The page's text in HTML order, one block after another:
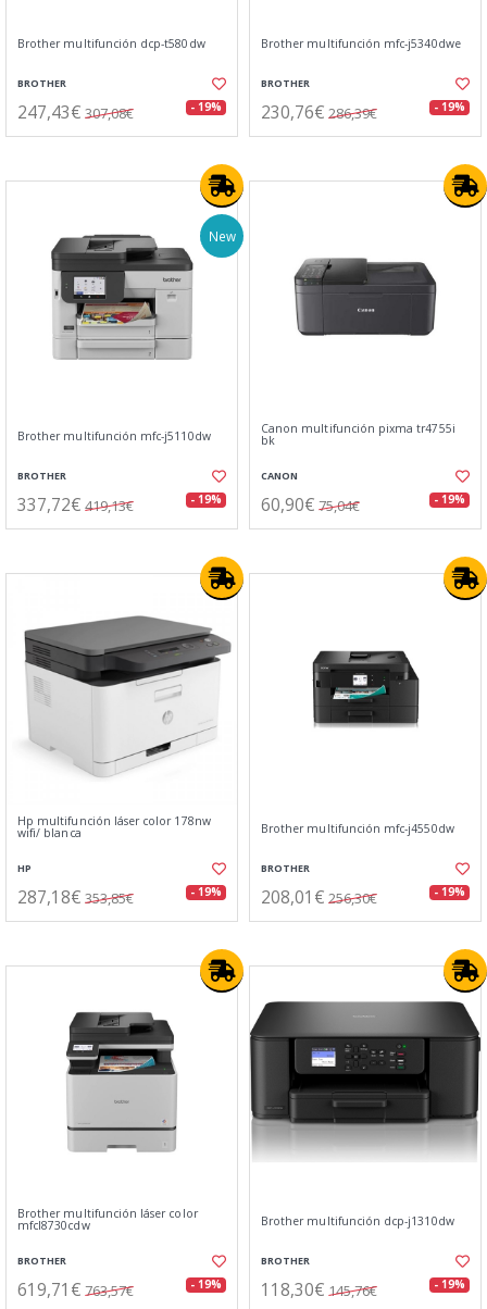
Brother multifunción dcp-t580dw
BROTHER
247,43€ 307,08€ - 19%
Brother multifunción mfc-j5340dwe
BROTHER
230,76€ 286,39€ - 19%
New
Brother multifunción mfc-j5110dw
BROTHER
337,72€ 419,13€ - 19%
Canon multifunción pixma tr4755i
bk
CANON
60,90€ 75,04€ - 19%
Hp multifunción láser color 178nw
wifi/ blanca
HP
287,18€ 353,85€ - 19%
Brother multifunción mfc-j4550dw
BROTHER
208,01€ 256,30€ - 19%
Brother multifunción láser color
mfcl8730cdw
BROTHER
619,71€ 763,57€ - 19%
Brother multifunción dcp-j1310dw
BROTHER
118,30€ 145,76€ - 19%